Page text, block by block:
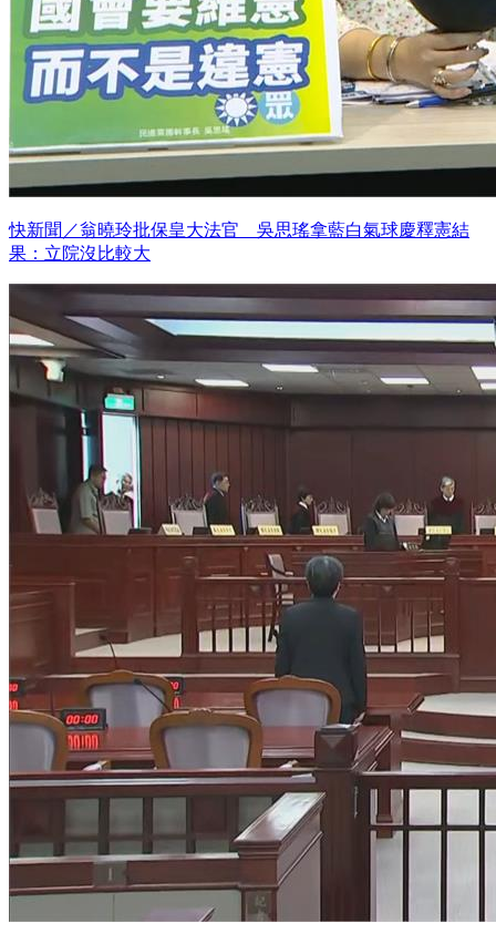
快新聞／翁曉玲批保皇大法官 吳思瑤拿藍白氣球慶釋憲結
果：立院沒比較大